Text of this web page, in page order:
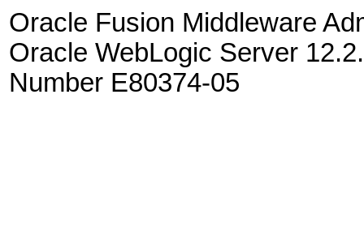
Oracle Fusion Middleware
Oracle WebLogic Server
Number E80374-05